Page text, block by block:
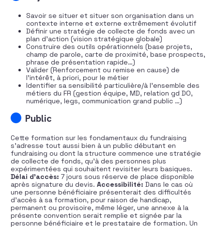
Savoir se situer et situer son organisation dans un
contexte interne et externe extrêmement évolutif
Définir une stratégie de collecte de fonds avec un
plan d’action (vision stratégique globale)
Construire des outils opérationnels (base projets,
champ de parole, carte de proximité, base prospects,
phrase de présentation rapide…)
Valider (Renforcement ou remise en cause) de
l’intérêt, à priori, pour le métier
Identifier sa sensibilité particulière/à l’ensemble des
métiers du FR (gestion équipe, MD, relation gd DO,
numérique, legs, communication grand public …)
Public
Cette formation sur les fondamentaux du fundraising
s’adresse tout aussi bien à un public débutant en
fundraising ou dont la structure commence une stratégie
de collecte de fonds, qu’à des personnes plus
expérimentées qui souhaitent revisiter leurs basiques.
Délai d’accès: 7 jours sous réserve de place disponible
après signature du devis.Accessibilité: Dans le cas où
une personne bénéficiaire présenterait des difficultés
d’accès à sa formation, pour raison de handicap,
permanent ou provisoire, même léger, une annexe à la
présente convention serait remplie et signée par la
personne bénéficiaire et le prestataire de formation. Un